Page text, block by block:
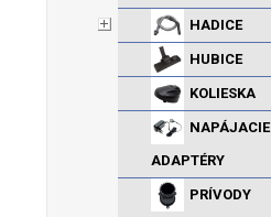
HADICE
HUBICE
KOLIESKA
NAPÁJACIE
ADAPTÉRY
PRÍVODY